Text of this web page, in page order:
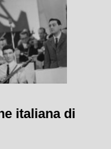
italiana di